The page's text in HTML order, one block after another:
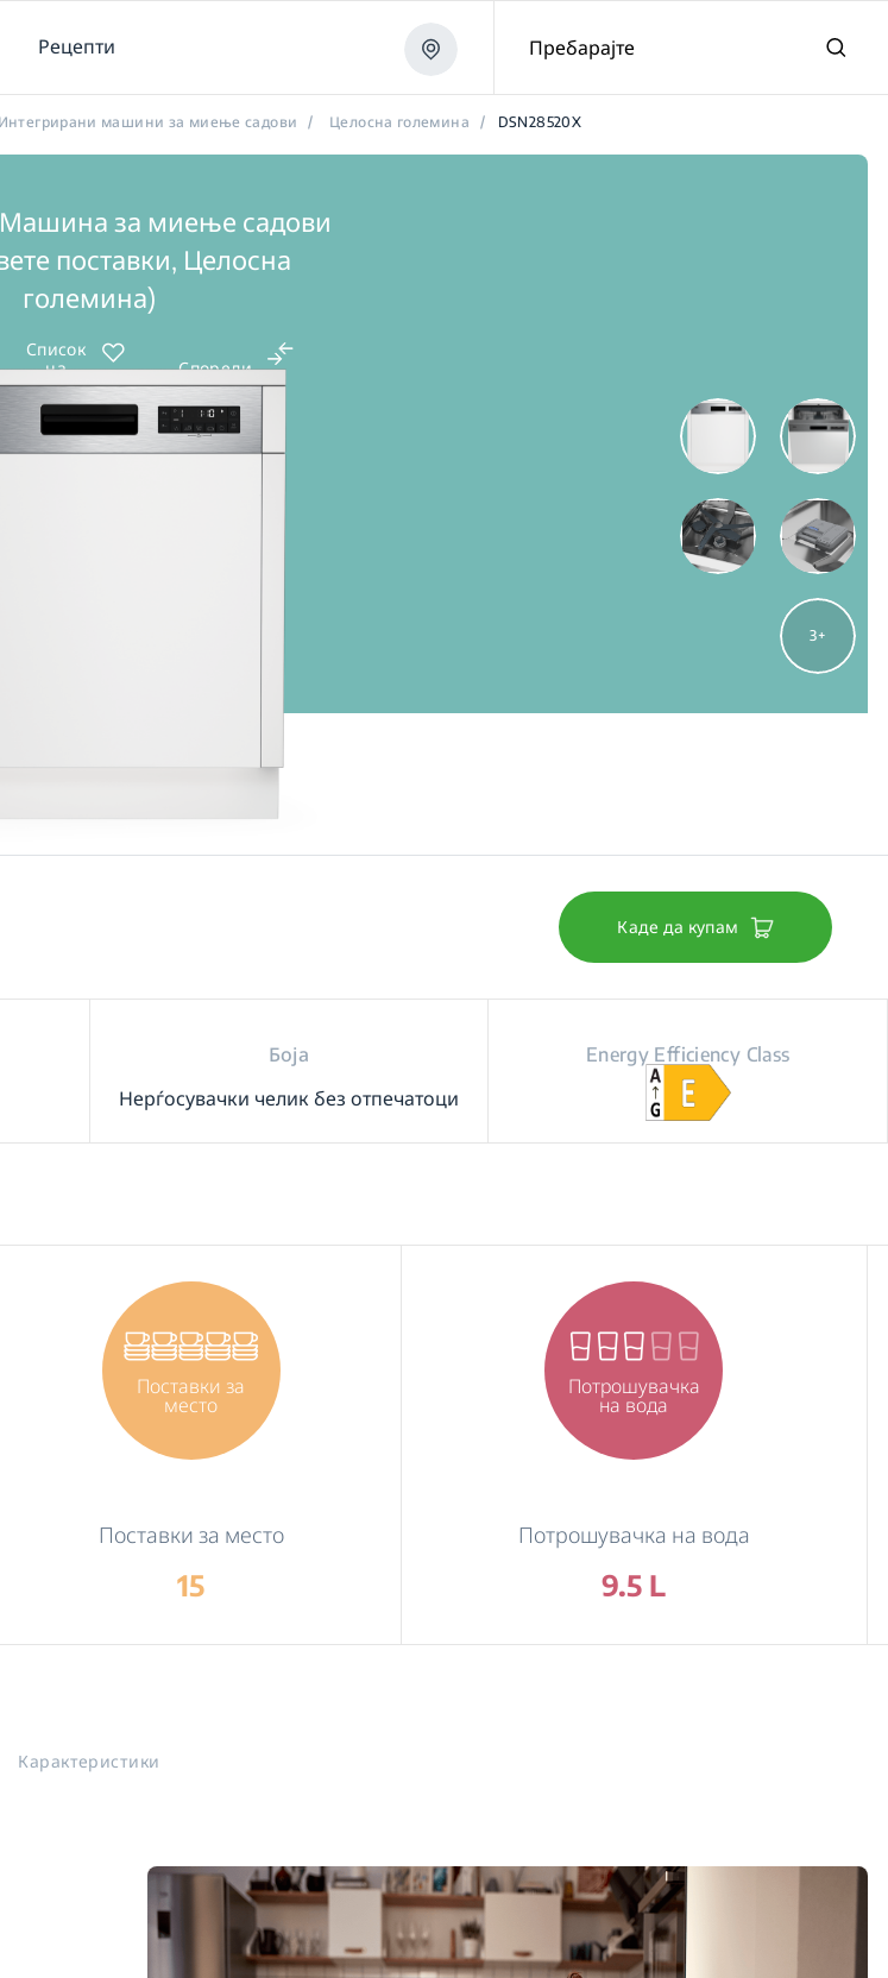
Рецепти Пребарајте
Интегрирани машини за миење садови / Целосна големина / DSN28520X
Машина за миење садови
поставки, Целосна
големина)
Список
на
желби
Спореди
3
Каде да купам
Боја
Нерѓосувачки челик без отпечатоци
Energy Efficiency Class
Поставки за
место
Поставки за место
15
Потрошувачка
на вода
Потрошувачка на вода
9.5 L
Карактеристики